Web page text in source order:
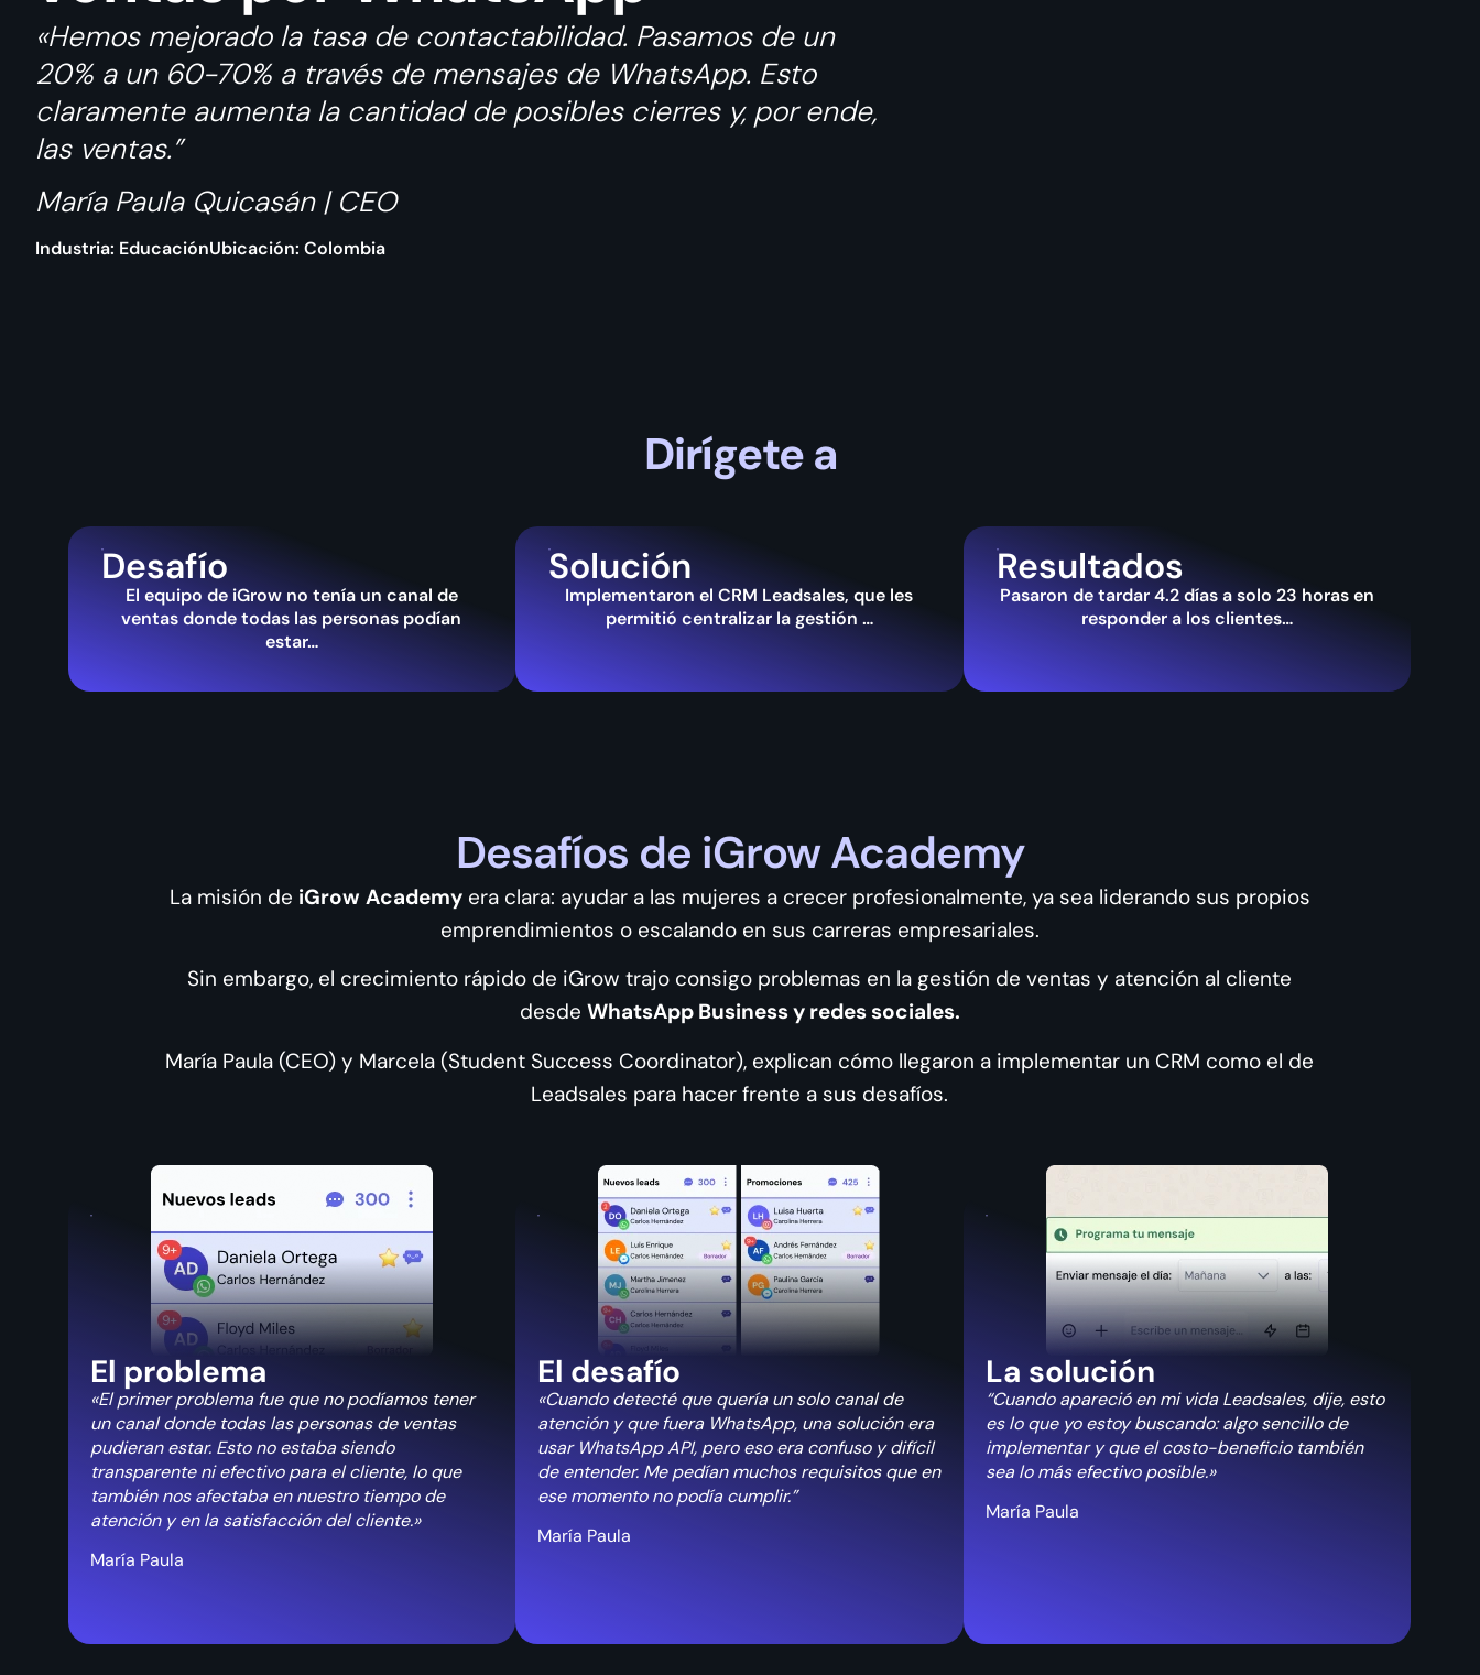
«Hemos mejorado la tasa de contactabilidad. Pasamos de un
20% a un 60-70% a través de mensajes de WhatsApp. Esto
claramente aumenta la cantidad de posibles cierres y, por ende,
las ventas.”
María Paula Quicasán | CEO
Industria: EducaciónUbicación: Colombia
Dirígete a
Desafío
El equipo de iGrow no tenía un canal de
ventas donde todas las personas podían
estar…
Solución
Implementaron el CRM Leadsales, que les
permitió centralizar la gestión …
Resultados
Pasaron de tardar 4.2 días a solo 23 horas en
responder a los clientes…
Desafíos de iGrow Academy
La misión de iGrow Academyera clara: ayudar a las mujeres a crecer profesionalmente, ya sea liderando sus propios
emprendimientos o escalando en sus carreras empresariales.
Sin embargo, el crecimiento rápido de iGrow trajo consigo problemas en la gestión de ventas y atención al cliente
desde WhatsApp Business y redes sociales.
María Paula (CEO) y Marcela (Student Success Coordinator), explican cómo llegaron a implementar un CRM como el de
Leadsales para hacer frente a sus desafíos.
El problema
«El primer problema fue que no podíamos tener
un canal donde todas las personas de ventas
pudieran estar. Esto no estaba siendo
transparente ni efectivo para el cliente, lo que
también nos afectaba en nuestro tiempo de
atención y en la satisfacción del cliente.»
María Paula
El desafío
«Cuando detecté que quería un solo canal de
atención y que fuera WhatsApp, una solución era
usar WhatsApp API, pero eso era confuso y difícil
de entender. Me pedían muchos requisitos que en
ese momento no podía cumplir.”
María Paula
La solución
“Cuando apareció en mi vida Leadsales, dije, esto
es lo que yo estoy buscando: algo sencillo de
implementar y que el costo-beneficio también
sea lo más efectivo posible.»
María Paula